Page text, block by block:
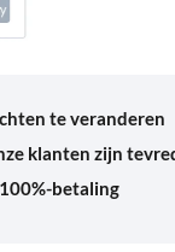
te veranderen
klanten zijn
betaling